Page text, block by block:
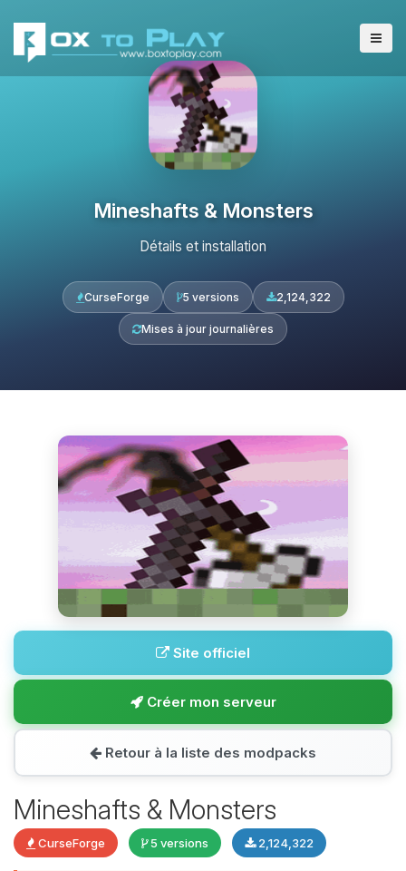
Mineshafts & Monsters
Détails et installation
CurseForge 5 versions 2,124,322
Mises à jour journalières
Site officiel
Créer mon serveur
Retour à la liste des modpacks
Mineshafts & Monsters
CurseForge 5 versions 2,124,322